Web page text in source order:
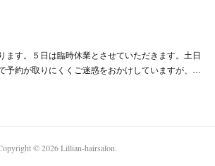
ます。５日は臨時休業とさせていただきます。土日
予約が取りにくくご迷惑をおかけしていますが、…
©2026Lillian-hairsalon.